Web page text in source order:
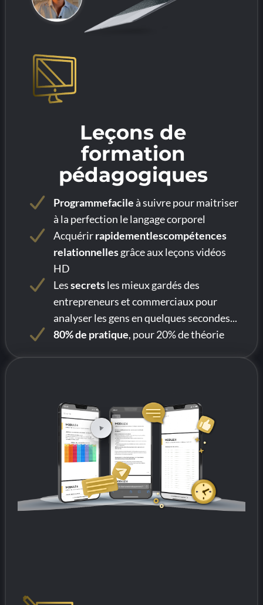
Leçons de
formation
pédagogiques
Programmefacileà suivre pour maitriser
à la perfection le langage corporel
Acquérirrapidementlescompétences
relationnellesgrâce aux leçons vidéos
HD
Lessecretsles mieux gardés des
entrepreneurs et commerciaux pour
analyser les gens en quelques secondes...
80% de pratique, pour 20% de théorie